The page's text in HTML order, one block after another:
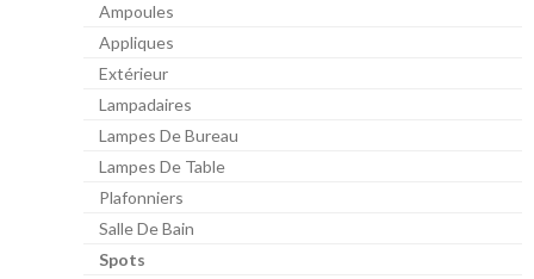
Ampoules
Appliques
Extérieur
Lampadaires
Lampes De Bureau
Lampes De Table
Plafonniers
Salle De Bain
Spots